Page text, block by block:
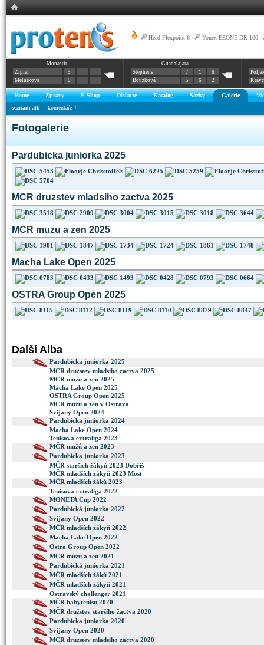
Head Flexpoint 6 Yonex EZONE DR 100
Monastir
Zipfel
5
Melnikova
0
Guadalajara
Stephens
7 1
6
Bouzková
5 6 2
Home Zprávy E-Shop Diskuze Katalog Sázky Galerie
seznam alb
komentáře
Fotogalerie
Pardubicka juniorka 2025
MCR druzstev mladsiho zactva 2025
MCR muzu a zen 2025
Macha Lake Open 2025
OSTRA Group Open 2025
Další Alba
Pardubicka juniorka 2025
MCR druzstev mladsiho zactva 2025
MCR muzu a zen 2025
Macha Lake Open 2025
OSTRA Group Open 2025
MCR muzu a zen v Ostrava
Svijany Open 2024
Pardubicka juniorka 2024
Macha Lake Open 2024
Tenisová extraliga 2023
MČR mužů a žen 2023
Pardubicka juniorka 2023
MČR starších žákyň 2023 Dobříš
MČR mladších žákyň 2023 Most
MČR mladších žáků 2023
Tenisová extraliga 2022
MONETA Cup 2022
Pardubická juniorka 2022
Svijany Open 2022
MČR mladších žákyň 2022
Macha Lake Open 2022
Ostra Group Open 2022
MCR muzu a zen 2021
Pardubická juniorka 2021
MČR mladších žáků 2021
MČR mladších žákyň 2021
Ostravský challenger 2021
MČR babytenisu 2020
MČR družstev staršího žactva 2020
Pardubicka juniorka 2020
Svijany Open 2020
MCR druzstev mladsiho zactva 2020